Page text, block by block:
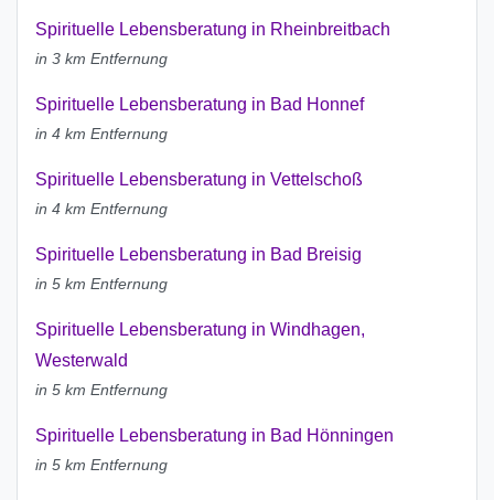
Spirituelle Lebensberatung in Rheinbreitbach
in 3 km Entfernung
Spirituelle Lebensberatung in Bad Honnef
in 4 km Entfernung
Spirituelle Lebensberatung in Vettelschoß
in 4 km Entfernung
Spirituelle Lebensberatung in Bad Breisig
in 5 km Entfernung
Spirituelle Lebensberatung in Windhagen,
Westerwald
in 5 km Entfernung
Spirituelle Lebensberatung in Bad Hönningen
in 5 km Entfernung